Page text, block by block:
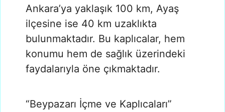
Ankara’ya yaklaşık 100 km, Ayaş
ilçesine ise 40 km uzaklıkta
bulunmaktadır. Bu kaplıcalar, hem
konumu hem de sağlık üzerindeki
faydalarıyla öne çıkmaktadır.
“Beypazarı İçme ve Kaplıcaları”